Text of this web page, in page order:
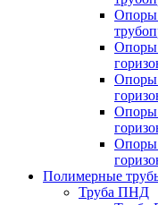
Опоры
Опоры
Опоры
Опоры
Опоры
Полимерные
Труба ПНД